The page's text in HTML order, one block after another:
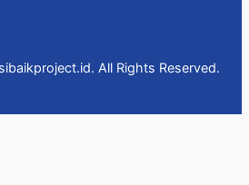
All Rights Reserved.